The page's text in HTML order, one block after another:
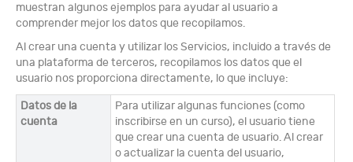
muestran algunos ejemplos para ayudar al usuario a
comprender mejor los datos que recopilamos.
Al crear una cuenta y utilizar los Servicios, incluido a través de
una plataforma de terceros, recopilamos los datos que el
usuario nos proporciona directamente, lo que incluye:
Datos de la
cuenta
Para utilizar algunas funciones (como
inscribirse en un curso), el usuario tiene
que crear una cuenta de usuario. Al crear
o actualizar la cuenta del usuario,